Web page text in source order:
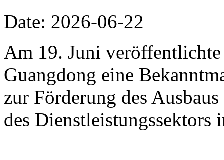
Date: 2026-06-22
Am 19. Juni
Guangdong eine
zur Förderung des
des Dienstleistungssektors